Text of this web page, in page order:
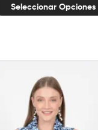
Seleccionar Opciones